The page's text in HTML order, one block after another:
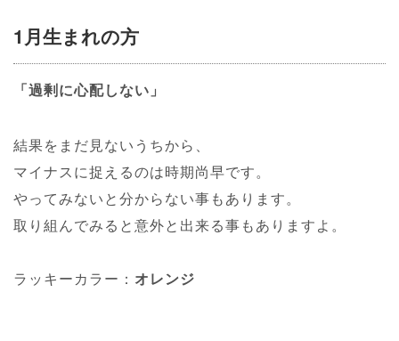
1月生まれの方
「過剰に心配しない」
結果をまだ見ないうちから、
マイナスに捉えるのは時期尚早です。
やってみないと分からない事もあります。
取り組んでみると意外と出来る事もありますよ。
ラッキーカラー： オレンジ